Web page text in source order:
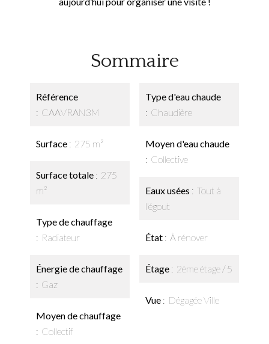
Sommaire
Référence
CAAVRAN3M
Surface 275 m²
Surface totale
275
m²
Type de chauffage
Radiateur
Énergie de chauffage
Gaz
Moyen de chauffage
Collectif
Type d'eau chaude
Chaudière
Moyen d'eau chaude
Collective
Eaux usées
Tout à
l'égout
État À rénover
Étage 2ème étage / 5
Vue Dégagée Ville